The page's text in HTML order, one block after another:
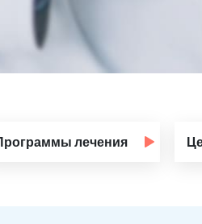
лечения